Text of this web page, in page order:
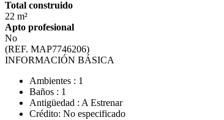
Total construido
22 m²
Apto profesional
No
(REF. MAP7746206)
INFORMACIÓN BÁSICA
Ambientes : 1
Baños : 1
Antigüedad : A Estrenar
Crédito: No especificado